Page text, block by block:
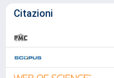
Citazioni